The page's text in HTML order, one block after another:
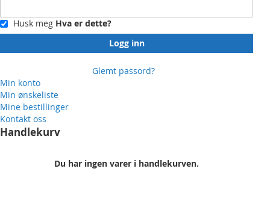
Husk meg Hva er dette?
Logg inn
Glemt passord?
Min konto
Min ønskeliste
Mine bestillinger
Kontakt oss
Handlekurv
Du har ingen varer i handlekurven.